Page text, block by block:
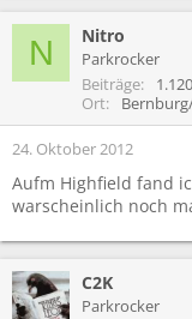
N Nitro
Parkrocker
Beiträge
1.120
Ort
24. Oktober 2012
Aufm Highfield fand
warscheinlich noch
C2K
Parkrocker